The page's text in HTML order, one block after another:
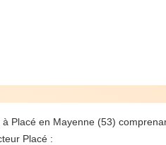
Placé en Mayenne (53)
Placé :